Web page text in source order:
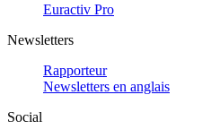
Euractiv Pro
Newsletters
Rapporteur
Newsletters en anglais
Social